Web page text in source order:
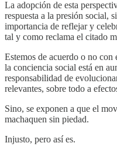
La adopción de esta
respuesta a la presión social,
importancia de reflejar y
tal y como reclama el citado
Estemos de acuerdo o no
la conciencia social está en
responsabilidad de
relevantes, sobre todo a
Sino, se exponen a que el
machaquen sin piedad.
Injusto, pero así es.